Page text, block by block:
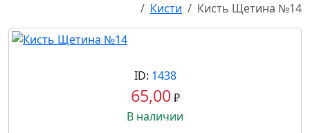
Кисти
Кисть Щетина №14
ID: 1438
65,00₽
В наличии